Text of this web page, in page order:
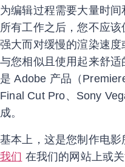
为编辑过程需要大量时
所有工作之后，您不应
强大而对缓慢的渲染速
与您相似且使用起来舒
是 Adobe 产品（
Final Cut Pro、Sony
成。
基本上，这是您制作电
我们 在我们的网站上或